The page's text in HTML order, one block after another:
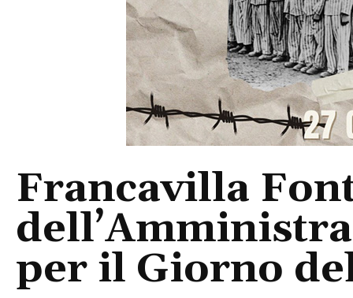
Francavilla
per il Giorno